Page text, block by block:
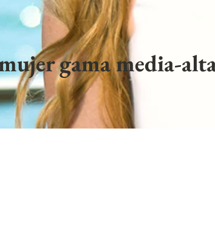
gama media-